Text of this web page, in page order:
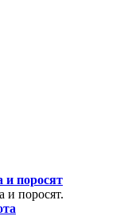
и поросят